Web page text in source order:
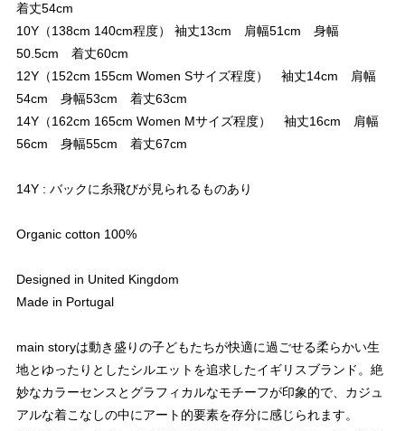
着丈54cm
10Y（138cm 140cm程度） 袖丈13cm 肩幅51cm 身幅
50.5cm 着丈60cm
12Y（152cm 155cm Women Sサイズ程度） 袖丈14cm 肩幅
54cm 身幅53cm 着丈63cm
14Y（162cm 165cm Women Mサイズ程度） 袖丈16cm 肩幅
56cm 身幅55cm 着丈67cm
14Y : バックに糸飛びが見られるものあり
Organic cotton 100%
Designed in United Kingdom
Made in Portugal
main storyは動き盛りの子どもたちが快適に過ごせる柔らかい生
地とゆったりとしたシルエットを追求したイギリスブランド。絶
妙なカラーセンスとグラフィカルなモチーフが印象的で、カジュ
アルな着こなしの中にアート的要素を存分に感じられます。